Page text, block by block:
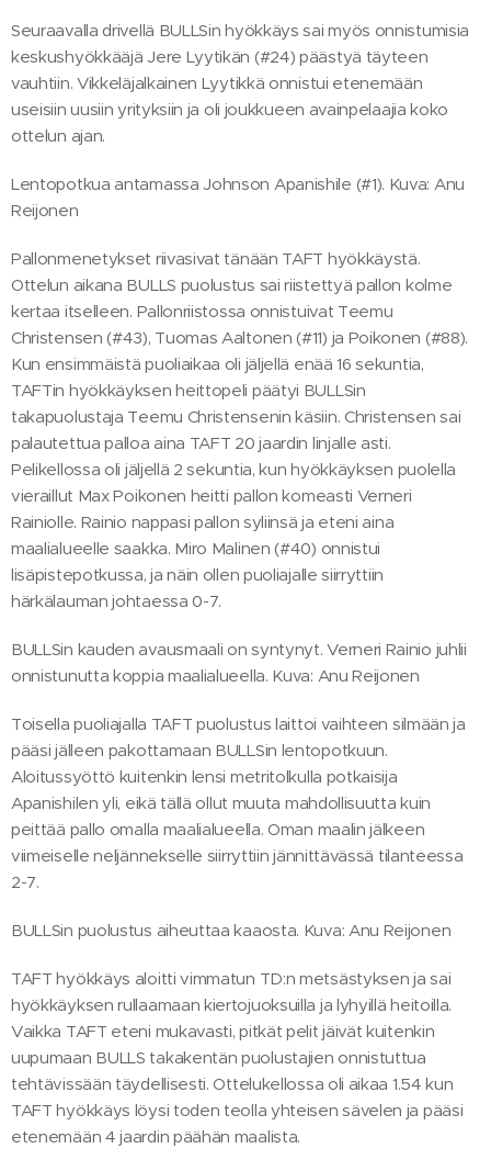
Seuraavalla drivellä BULLSin hyökkäys sai myös onnistumisia
keskushyökkääjä Jere Lyytikän (#24) päästyä täyteen
vauhtiin. Vikkeläjalkainen Lyytikkä onnistui etenemään
useisiin uusiin yrityksiin ja oli joukkueen avainpelaajia koko
ottelun ajan.
Lentopotkua antamassa Johnson Apanishile (#1). Kuva: Anu
Reijonen
Pallonmenetykset riivasivat tänään TAFT hyökkäystä.
Ottelun aikana BULLS puolustus sai riistettyä pallon kolme
kertaa itselleen. Pallonriistossa onnistuivat Teemu
Christensen (#43), Tuomas Aaltonen (#11) ja Poikonen (#88).
Kun ensimmäistä puoliaikaa oli jäljellä enää 16 sekuntia,
TAFTin hyökkäyksen heittopeli päätyi BULLSin
takapuolustaja Teemu Christensenin käsiin. Christensen sai
palautettua palloa aina TAFT 20 jaardin linjalle asti.
Pelikellossa oli jäljellä 2 sekuntia, kun hyökkäyksen puolella
vieraillut Max Poikonen heitti pallon komeasti Verneri
Rainiolle. Rainio nappasi pallon syliinsä ja eteni aina
maalialueelle saakka. Miro Malinen (#40) onnistui
lisäpistepotkussa, ja näin ollen puoliajalle siirryttiin
härkälauman johtaessa 0-7.
BULLSin kauden avausmaali on syntynyt. Verneri Rainio juhlii
onnistunutta koppia maalialueella. Kuva: Anu Reijonen
Toisella puoliajalla TAFT puolustus laittoi vaihteen silmään ja
pääsi jälleen pakottamaan BULLSin lentopotkuun.
Aloitussyöttö kuitenkin lensi metritolkulla potkaisija
Apanishilen yli, eikä tällä ollut muuta mahdollisuutta kuin
peittää pallo omalla maalialueella. Oman maalin jälkeen
viimeiselle neljännekselle siirryttiin jännittävässä tilanteessa
2-7.
BULLSin puolustus aiheuttaa kaaosta. Kuva: Anu Reijonen
TAFT hyökkäys aloitti vimmatun TD:n metsästyksen ja sai
hyökkäyksen rullaamaan kiertojuoksuilla ja lyhyillä heitoilla.
Vaikka TAFT eteni mukavasti, pitkät pelit jäivät kuitenkin
uupumaan BULLS takakentän puolustajien onnistuttua
tehtävissään täydellisesti. Ottelukellossa oli aikaa 1.54 kun
TAFT hyökkäys löysi toden teolla yhteisen sävelen ja pääsi
etenemään 4 jaardin päähän maalista.